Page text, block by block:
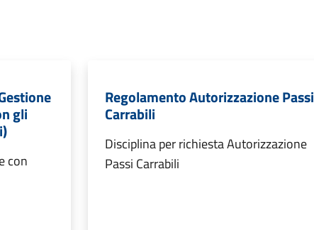
gli
con
Regolamento Autorizzazione Passi
Carrabili
Disciplina per richiesta Autorizzazione
Passi Carrabili